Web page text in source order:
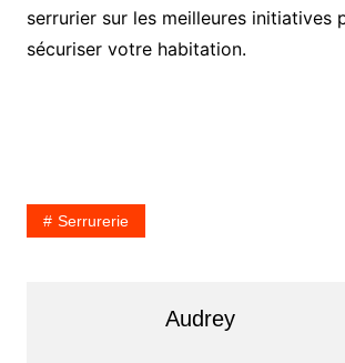
serrurier sur les meilleures initiatives
sécuriser votre habitation.
Serrurerie
Audrey